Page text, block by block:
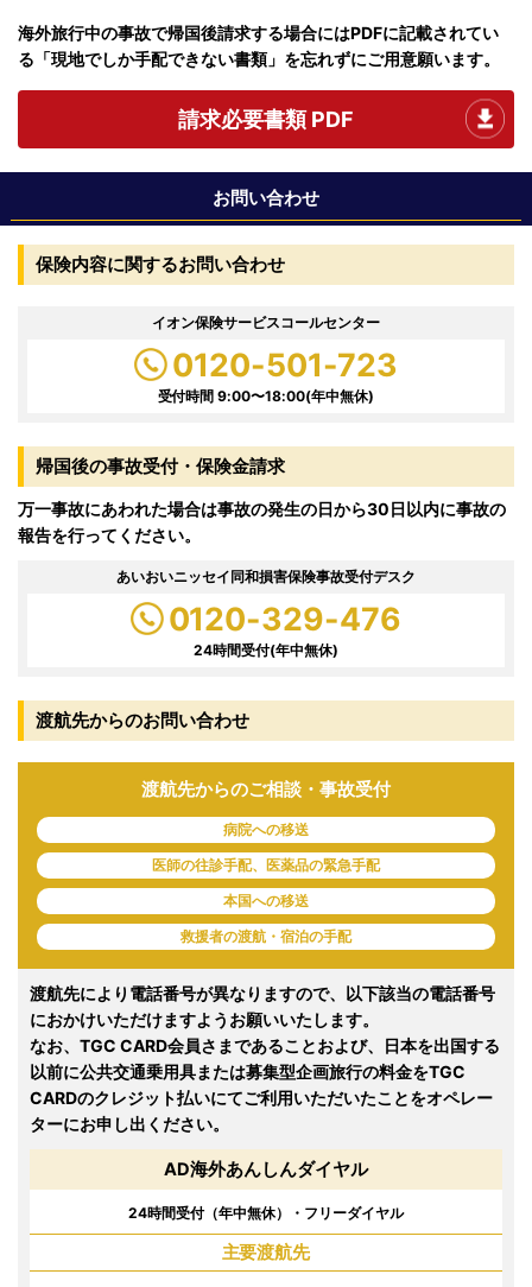
海外旅行中の事故で帰国後請求する場合にはPDFに記載されてい
る「現地でしか手配できない書類」を忘れずにご用意願います。
請求必要書類 PDF
お問い合わせ
保険内容に関するお問い合わせ
イオン保険サービスコールセンター
0120-501-723
受付時間 9:00〜18:00(年中無休)
帰国後の事故受付・保険金請求
万一事故にあわれた場合は事故の発生の日から30日以内に事故の
報告を行ってください。
あいおいニッセイ同和損害保険事故受付デスク
0120-329-476
24時間受付(年中無休)
渡航先からのお問い合わせ
渡航先からのご相談・事故受付
病院への移送
医師の往診手配、医薬品の緊急手配
本国への移送
救援者の渡航・宿泊の手配
渡航先により電話番号が異なりますので、以下該当の電話番号
におかけいただけますようお願いいたします。
なお、TGC CARD会員さまであることおよび、日本を出国する
以前に公共交通乗用具または募集型企画旅行の料金をTGC
CARDのクレジット払いにてご利用いただいたことをオペレー
ターにお申し出ください。
AD海外あんしんダイヤル
24時間受付（年中無休）・フリーダイヤル
主要渡航先